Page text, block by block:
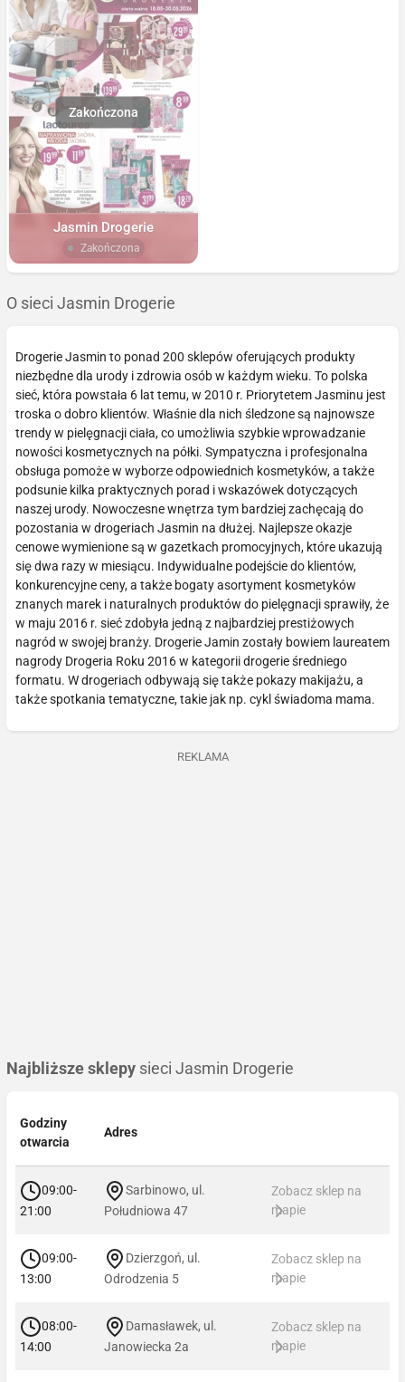
Jasmin Drogerie
Zakończona
O sieci Jasmin Drogerie
Drogerie Jasmin to ponad 200 sklepów oferujących produkty
niezbędne dla urody i zdrowia osób w każdym wieku. To polska
sieć, która powstała 6 lat temu, w 2010 r. Priorytetem Jasminu jest
troska o dobro klientów. Właśnie dla nich śledzone są najnowsze
trendy w pielęgnacji ciała, co umożliwia szybkie wprowadzanie
nowości kosmetycznych na półki. Sympatyczna i profesjonalna
obsługa pomoże w wyborze odpowiednich kosmetyków, a także
podsunie kilka praktycznych porad i wskazówek dotyczących
naszej urody. Nowoczesne wnętrza tym bardziej zachęcają do
pozostania w drogeriach Jasmin na dłużej. Najlepsze okazje
cenowe wymienione są w gazetkach promocyjnych, które ukazują
się dwa razy w miesiącu. Indywidualne podejście do klientów,
konkurencyjne ceny, a także bogaty asortyment kosmetyków
znanych marek i naturalnych produktów do pielęgnacji sprawiły, że
w maju 2016 r. sieć zdobyła jedną z najbardziej prestiżowych
nagród w swojej branży. Drogerie Jamin zostały bowiem laureatem
nagrody Drogeria Roku 2016 w kategorii drogerie średniego
formatu. W drogeriach odbywają się także pokazy makijażu, a
także spotkania tematyczne, takie jak np. cykl świadoma mama.
REKLAMA
Najbliższe sklepy sieci Jasmin Drogerie
Godziny
otwarcia
Adres
09:00-
21:00
Sarbinowo, ul.
Południowa 47
Zobacz sklep na
mapie
09:00-
13:00
Dzierzgoń, ul.
Odrodzenia 5
Zobacz sklep na
mapie
08:00-
14:00
Damasławek, ul.
Janowiecka 2a
Zobacz sklep na
mapie